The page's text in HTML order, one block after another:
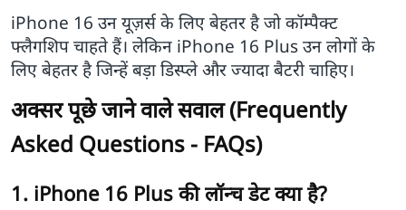
iPhone 16 उन यूज़र्स के लिए बेहतर है जो कॉम्पैक्ट
फ्लैगशिप चाहते हैं। लेकिन iPhone 16 Plus उन लोगों के
लिए बेहतर है जिन्हें बड़ा डिस्प्ले और ज्यादा बैटरी चाहिए।
अक्सर पूछे जाने वाले सवाल (Frequently
Asked Questions - FAQs)
1. iPhone 16 Plus की लॉन्च डेट क्या है?